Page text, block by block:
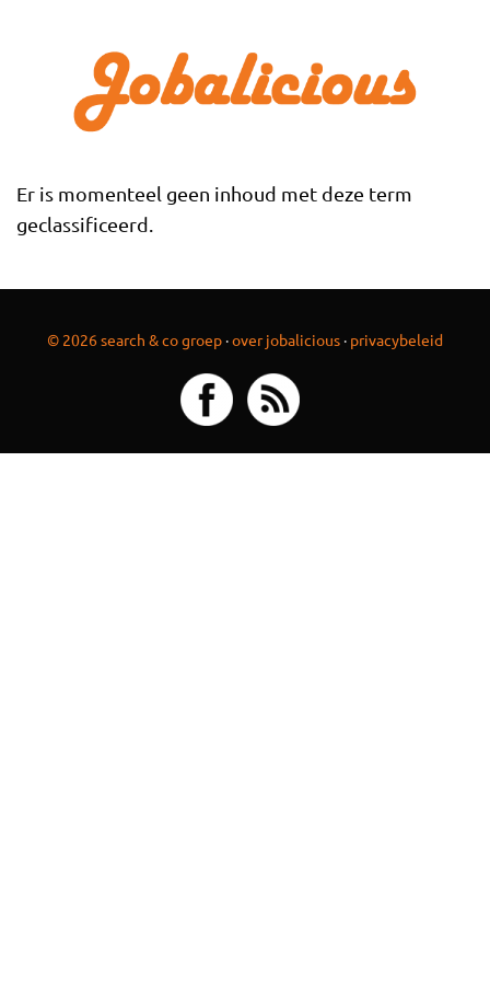
Er is momenteel geen inhoud met deze term
geclassificeerd.
© 2026 search & co groep ·over jobalicious · privacybeleid